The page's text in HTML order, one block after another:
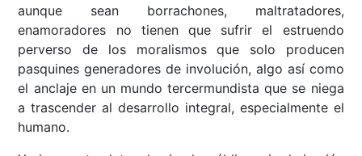
aunque sean borrachones, maltratadores,
enamoradores no tienen que sufrir el estruendo
perverso de los moralismos que solo producen
pasquines generadores de involución, algo así como
el anclaje en un mundo tercermundista que se niega
a trascender al desarrollo integral, especialmente el
humano.